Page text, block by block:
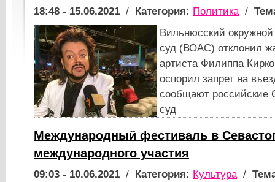
18:48 - 15.06.2021 / Категория: Политика/
Вильнюсский
суд (ВОАС) отклонил
артиста Филиппа
оспорил запрет на
сообщают российские
суд
Международный фестиваль в
международного участия
09:03 - 10.06.2021 / Категория: Культура/